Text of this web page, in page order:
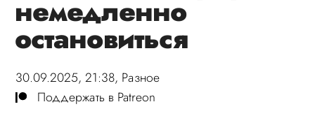
немедленно
остановиться
30.09.2025, 21:38, Разное
Поддержать в Patreon